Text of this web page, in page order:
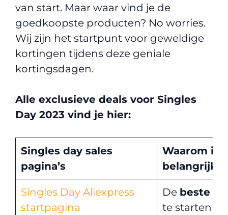
van start. Maar waar vind je de
goedkoopste producten? No worries.
Wij zijn het startpunt voor geweldige
kortingen tijdens deze geniale
kortingsdagen.
Alle exclusieve deals voor Singles
Day 2023 vind je hier:
Singles day sales
pagina’s
Waarom is
belangrijk?
Singles Day Aliexpress
startpagina
De beste
te starten